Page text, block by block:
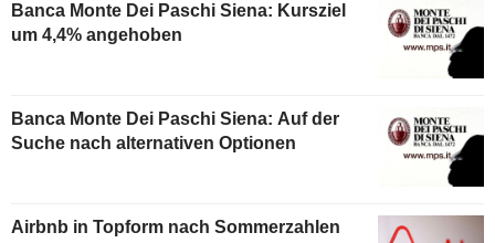
Banca Monte Dei Paschi Siena: Kursziel
um 4,4% angehoben
Banca Monte Dei Paschi Siena: Auf der
Suche nach alternativen Optionen
Airbnb in Topform nach Sommerzahlen